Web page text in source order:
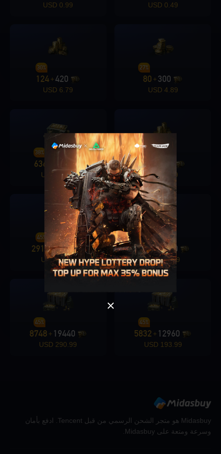
Singapore
نعم
0.49 USD
0.99 USD
300
+
80
27%
4.89 USD
420
+
124
30%
6.79 USD
206
30%
9.69 USD
636
38%
24.29 USD
3280
+
1326
40%
48.49 USD
6480
+
2916
45%
96.99 USD
12960
+
5832
45%
193.99 USD
19440
+
8748
45%
290.99 USD
OK
Midasbuy هو متجر الشحن الرسمي من قبل Tencent. ادفع بأمان
وسرعة ومتعة على Midasbuy.